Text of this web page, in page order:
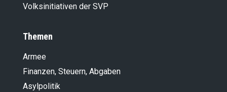
Volksinitiativen der SVP
Themen
Armee
Finanzen, Steuern, Abgaben
Asylpolitik